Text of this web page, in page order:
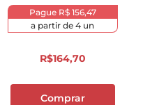
Pague R$ 156,47
a partir de 4 un
R$164,70
Comprar